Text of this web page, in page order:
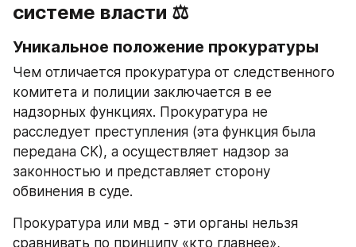
системе власти ⚖️
Уникальное положение прокуратуры
Чем отличается прокуратура от следственного
комитета и полиции заключается в ее
надзорных функциях. Прокуратура не
расследует преступления (эта функция была
передана СК), а осуществляет надзор за
законностью и представляет сторону
обвинения в суде.
Прокуратура или мвд - эти органы нельзя
сравнивать по принципу «кто главнее»,